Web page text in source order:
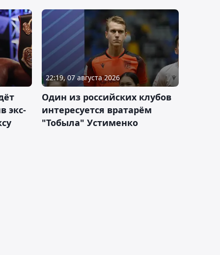
экс-
22:19, 07 августа 2026
Один из российских клубов
интересуется вратарём
"Тобыла" Устименко